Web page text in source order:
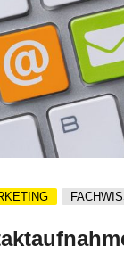
lässt? Ein
und die